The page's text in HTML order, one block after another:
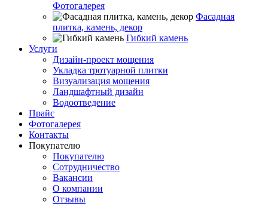
Фотогалерея
Фасадная
плитка, камень, декор
Гибкий камень
Услуги
Дизайн-проект мощения
Укладка тротуарной плитки
Визуализация мощения
Ландшафтный дизайн
Водоотведение
Прайс
Фотогалерея
Контакты
Покупателю
Покупателю
Сотрудничество
Вакансии
О компании
Отзывы